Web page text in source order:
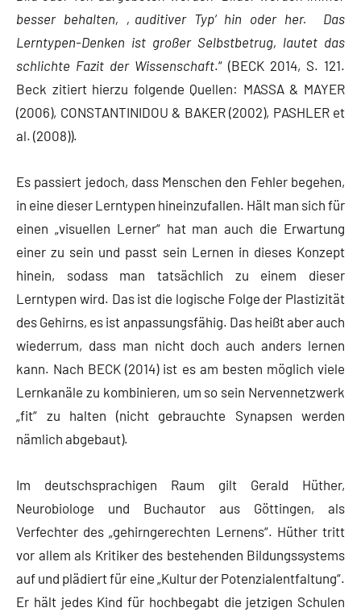
besser behalten, ‚auditiver Typ‘ hin oder her. Das
Lerntypen-Denken ist großer Selbstbetrug, lautet das
schlichte Fazit der Wissenschaft.“ (BECK 2014, S. 121.
Beck zitiert hierzu folgende Quellen: MASSA & MAYER
(2006), CONSTANTINIDOU & BAKER (2002), PASHLER et
al. (2008)).
Es passiert jedoch, dass Menschen den Fehler begehen,
in eine dieser Lerntypen hineinzufallen. Hält man sich für
einen „visuellen Lerner“ hat man auch die Erwartung
einer zu sein und passt sein Lernen in dieses Konzept
hinein, sodass man tatsächlich zu einem dieser
Lerntypen wird. Das ist die logische Folge der Plastizität
des Gehirns, es ist anpassungsfähig. Das heißt aber auch
wiederrum, dass man nicht doch auch anders lernen
kann. Nach BECK (2014) ist es am besten möglich viele
Lernkanäle zu kombinieren, um so sein Nervennetzwerk
„fit“ zu halten (nicht gebrauchte Synapsen werden
nämlich abgebaut).
Im deutschsprachigen Raum gilt Gerald Hüther,
Neurobiologe und Buchautor aus Göttingen, als
Verfechter des „gehirngerechten Lernens“. Hüther tritt
vor allem als Kritiker des bestehenden Bildungssystems
auf und plädiert für eine „Kultur der Potenzialentfaltung“.
Er hält jedes Kind für hochbegabt die jetzigen Schulen